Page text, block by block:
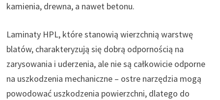
kamienia, drewna, a nawet betonu.
Laminaty HPL, które stanowią wierzchnią warstwę
blatów, charakteryzują się dobrą odpornością na
zarysowania i uderzenia, ale nie są całkowicie odporne
na uszkodzenia mechaniczne – ostre narzędzia mogą
powodować uszkodzenia powierzchni, dlatego do